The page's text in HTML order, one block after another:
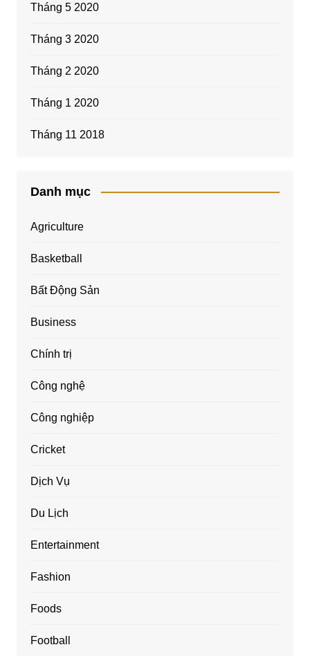
Tháng 5 2020
Tháng 3 2020
Tháng 2 2020
Tháng 1 2020
Tháng 11 2018
Danh mục
Agriculture
Basketball
Bất Động Sản
Business
Chính trị
Công nghệ
Công nghiệp
Cricket
Dịch Vụ
Du Lịch
Entertainment
Fashion
Foods
Football